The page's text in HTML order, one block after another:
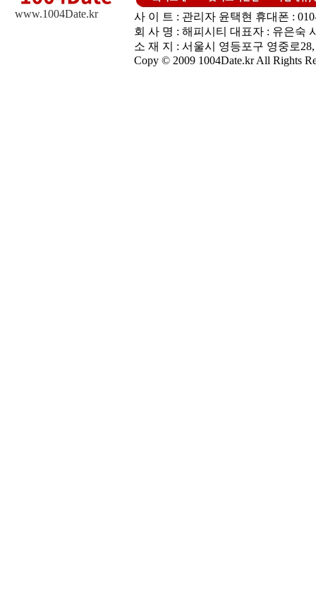
사 이 트 : 관리자 윤택현 휴대폰 :
회 사 명 : 해피시티 대표자 : 유은숙
소 재 지 : 서울시 영등포구 영중로
Copy © 2009 1004Date.kr All Rights
www.1004Date.kr